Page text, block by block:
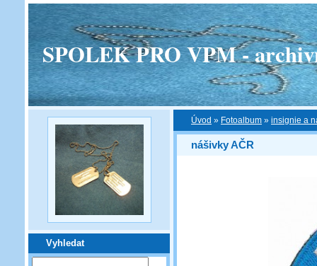
SPOLEK PRO VPM -
Vyhledat
Úvod » Fotoalbum » insignie a
nášivky AČR